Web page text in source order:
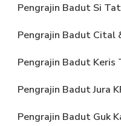
Pengrajin Badut Si
Pengrajin Badut Cital
Pengrajin Badut Keris
Pengrajin Badut Jura
Pengrajin Badut Guk